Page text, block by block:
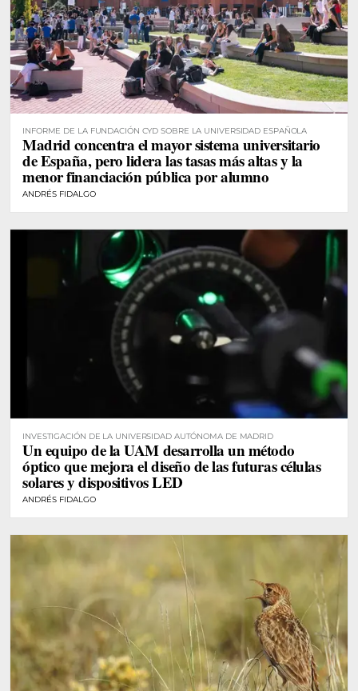
INFORME DE LA FUNDACIÓN CYD SOBRE LA UNIVERSIDAD ESPAÑOLA
Madrid concentra el mayor sistema universitario
de España, pero lidera las tasas más altas y la
menor financiación pública por alumno
ANDRÉS FIDALGO
INVESTIGACIÓN DE LA UNIVERSIDAD AUTÓNOMA DE MADRID
Un equipo de la UAM desarrolla un método
óptico que mejora el diseño de las futuras células
solares y dispositivos LED
ANDRÉS FIDALGO